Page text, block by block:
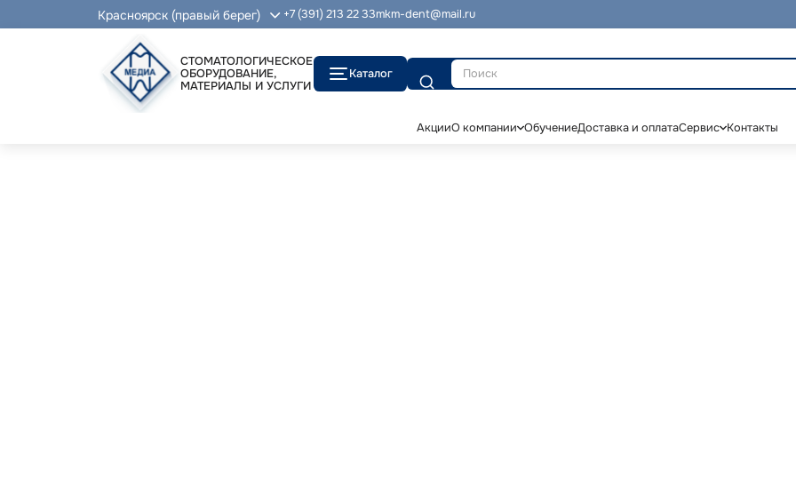
Красноярск (правый берег) +7 (391) 213 22 33mkm-dent@mail.ru
СТОМАТОЛОГИЧЕСКОЕ
ОБОРУДОВАНИЕ,
МАТЕРИАЛЫ И УСЛУГИ
Каталог
Поиск
АкцииО компании ОбучениеДоставка и оплатаСервис Контакты